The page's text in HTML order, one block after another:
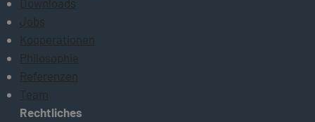
Jobs
Kooperationen
Philosophie
Referenzen
Team
Rechtliches